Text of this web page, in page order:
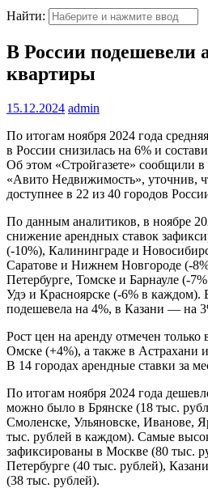
Найти:
В России подешевели
квартиры
15.12.2024 admin
По итогам ноября 2024 года
в России снизилась на 6% и
Об этом «Стройгазете» сообщили
«Авито Недвижимость», уточнив,
доступнее в 22 из 40 городов
По данным аналитиков, в ноябре
снижение арендных ставок
(-10%), Калининграде и
Саратове и Нижнем Новгороде (-
Петербурге, Томске и Барнауле (-
Удэ и Красноярске (-6% в каждом).
подешевела на 4%, в Казани — на
Рост цен на аренду отмечен только
Омске (+4%), а также в Астрахани
В 14 городах арендные ставки за
По итогам ноября 2024 года
можно было в Брянске (18 тыс.
Смоленске, Ульяновске, Иванове,
тыс. рублей в каждом). Самые
зафиксированы в Москве (80 тыс.
Петербурге (40 тыс. рублей),
(38 тыс. рублей).